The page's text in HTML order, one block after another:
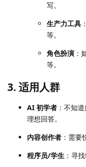
写。
生产力工具
等。
角色扮演 ：
等。
3. 适用人群
AI 初学者 ：不知
理想回答。
内容创作者 ：需要
程序员/学生 ：寻